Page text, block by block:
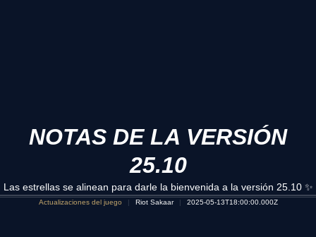
NOTAS DE LA VERSIÓN
25.10
Las estrellas se alinean para darle la bienvenida a la versión 25.10 ✨
Actualizaciones del juego Riot Sakaar 2025-05-13T18:00:00.000Z